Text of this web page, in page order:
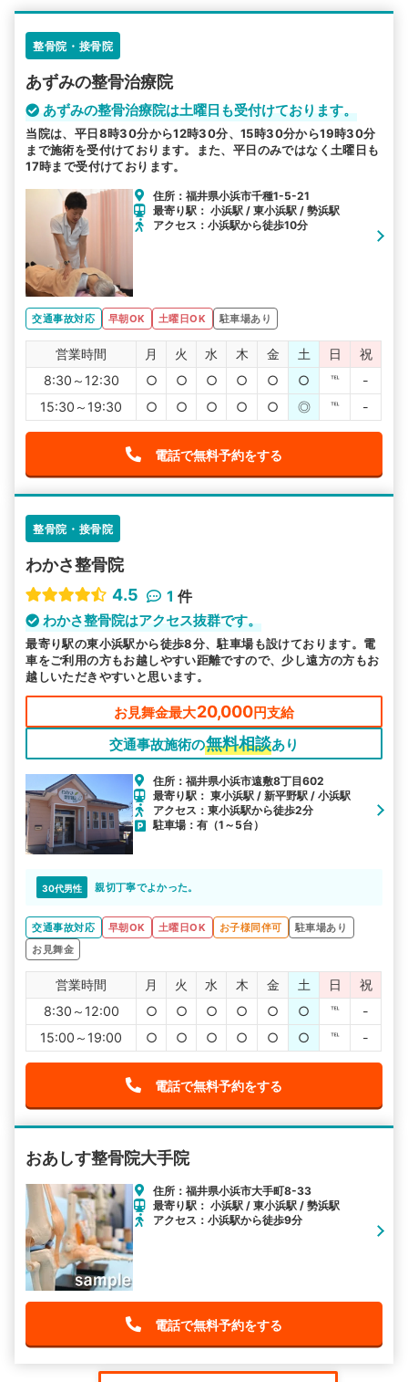
検索する
駅から探す 院名から探す
整骨院・接骨院
あずみの整骨治療院
あずみの整骨治療院は土曜日も受付けております。
当院は、平日8時30分から12時30分、15時30分から19時30分
まで施術を受付けております。また、平日のみではなく土曜日も
17時まで受付けております。
住所：福井県小浜市千種1-5-21
最寄り駅： 小浜駅 / 東小浜駅 / 勢浜駅
アクセス：小浜駅から徒歩10分
交通事故対応 早朝OK 土曜日OK 駐車場あり
営業時間 月 火 水 木 金 土 日
祝
8:30～12:30
○ ○ ○ ○ ○ ○ ℡
-
15:30～19:30
○ ○ ○ ○ ○ ◎ ℡ -
電話で無料予約をする
整骨院・接骨院
わかさ整骨院
4.5
1 件
わかさ整骨院はアクセス抜群です。
最寄り駅の東小浜駅から徒歩8分、駐車場も設けております。電
車をご利用の方もお越しやすい距離ですので、少し遠方の方もお
越しいただきやすいと思います。
お見舞金最大20,000円支給
交通事故施術の無料相談あり
住所：福井県小浜市遠敷8丁目602
最寄り駅： 東小浜駅 / 新平野駅 / 小浜駅
アクセス：東小浜駅から徒歩2分
駐車場：有（1～5台）
30代男性 親切丁寧でよかった。
交通事故対応 早朝OK 土曜日OK お子様同伴可
駐車場あり
お見舞金
営業時間 月 火 水 木 金 土 日
祝
8:30～12:00
○ ○ ○ ○ ○ ○ ℡
-
15:00～19:00
○ ○ ○ ○ ○ ○ ℡ -
電話で無料予約をする
おあしす整骨院大手院
住所：福井県小浜市大手町8-33
最寄り駅： 小浜駅 / 東小浜駅 / 勢浜駅
アクセス：小浜駅から徒歩9分
電話で無料予約をする